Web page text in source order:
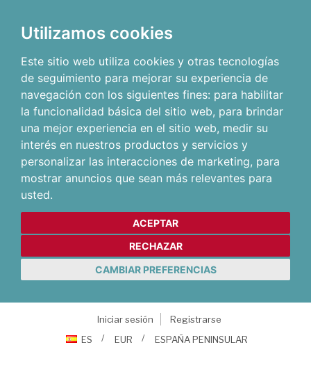
Utilizamos cookies
Este sitio web utiliza cookies y otras tecnologías
de seguimiento para mejorar su experiencia de
navegación con los siguientes fines: para habilitar
la funcionalidad básica del sitio web, para brindar
una mejor experiencia en el sitio web, medir su
interés en nuestros productos y servicios y
personalizar las interacciones de marketing, para
mostrar anuncios que sean más relevantes para
usted.
ACEPTAR
RECHAZAR
CAMBIAR PREFERENCIAS
Iniciar sesión
Registrarse
ES
EUR ESPAÑA PENINSULAR